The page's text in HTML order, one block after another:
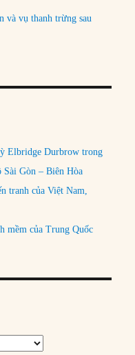
và vụ thanh trừng sau
Elbridge Durbrow trong
Sài Gòn – Biên Hòa
tranh của Việt Nam,
mềm của Trung Quốc